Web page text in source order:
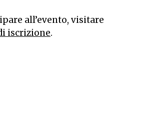
all’evento, visitare
iscrizione.